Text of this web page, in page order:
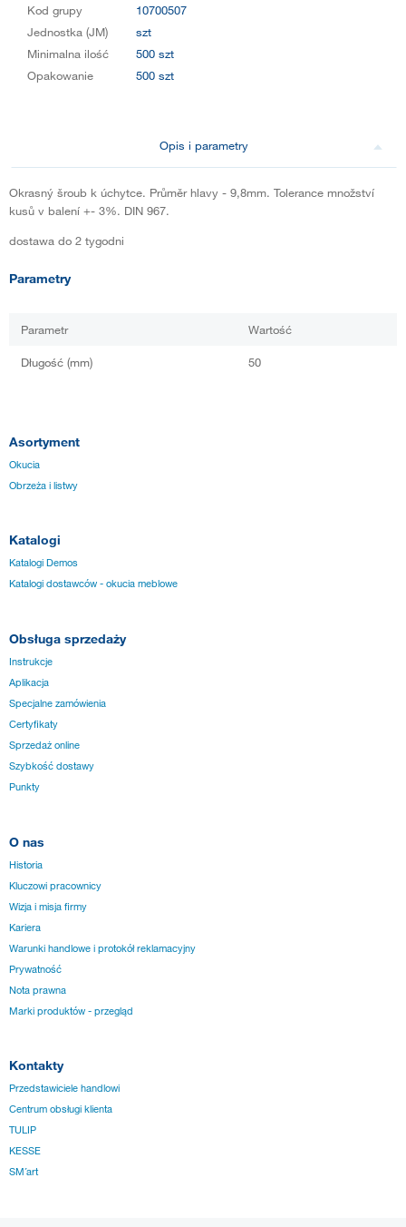
Kod grupy
10700507
Jednostka (JM)
szt
Minimalna ilość
500 szt
Opakowanie
500 szt
Opis i parametry
Okrasný šroub k úchytce. Průměr hlavy - 9,8mm. Tolerance množství
kusů v balení +- 3%. DIN 967.
dostawa do 2 tygodni
Parametry
Parametr Wartość
Długość (mm) 50
Asortyment
Okucia
Obrzeża i listwy
Katalogi
Katalogi Demos
Katalogi dostawców - okucia meblowe
Obsługa sprzedaży
Instrukcje
Aplikacja
Specjalne zamówienia
Certyfikaty
Sprzedaż online
Szybkość dostawy
Punkty
O nas
Historia
Kluczowi pracownicy
Wizja i misja firmy
Kariera
Warunki handlowe i protokół reklamacyjny
Prywatność
Nota prawna
Marki produktów - przegląd
Kontakty
Przedstawiciele handlowi
Centrum obsługi klienta
TULIP
KESSE
SM´art